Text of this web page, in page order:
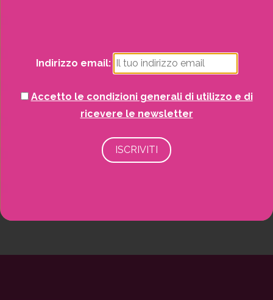
Piscine e idro
Recinzioni
Indirizzo email:
Accetto le condizioni generali di utilizzo e di
ricevere le newsletter